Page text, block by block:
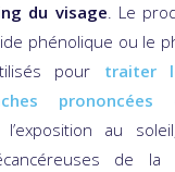
du visage. Le
phénolique ou le
pour traiter
au
de la